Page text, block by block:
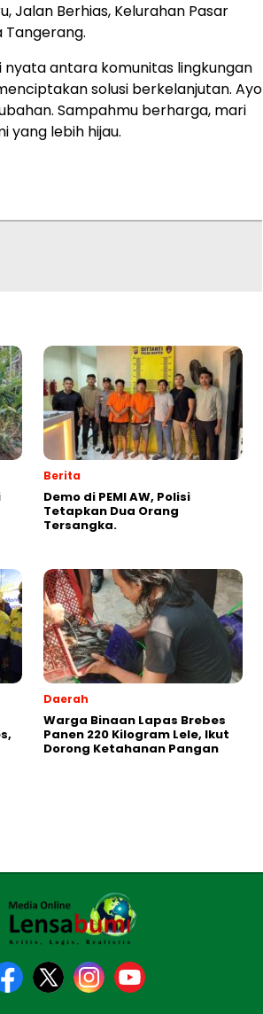
Jalan Berhias, Kelurahan Pasar
Tangerang.
antara komunitas lingkungan
solusi berkelanjutan. Ayo
Sampahmu berharga, mari
yang lebih hijau.
Berita
Demo di PEMI AW, Polisi
Tetapkan Dua Orang
Tersangka.
Daerah
Warga Binaan Lapas Brebes
Panen 220 Kilogram Lele, Ikut
Dorong Ketahanan Pangan